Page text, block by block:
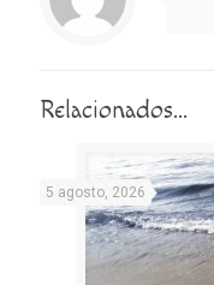
Relacionados...
5 agosto, 2026